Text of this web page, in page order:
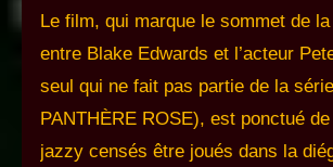
Le film, qui marque le sommet de
entre Blake Edwards et l’acteur
seul qui ne fait pas partie de la
PANTHÈRE ROSE), est ponctué
jazzy censés être joués dans la